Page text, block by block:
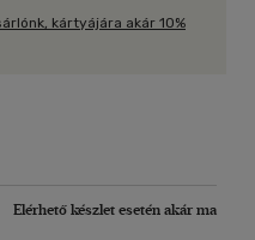
kártyájára akár 10%
Elérhető készlet esetén akár ma